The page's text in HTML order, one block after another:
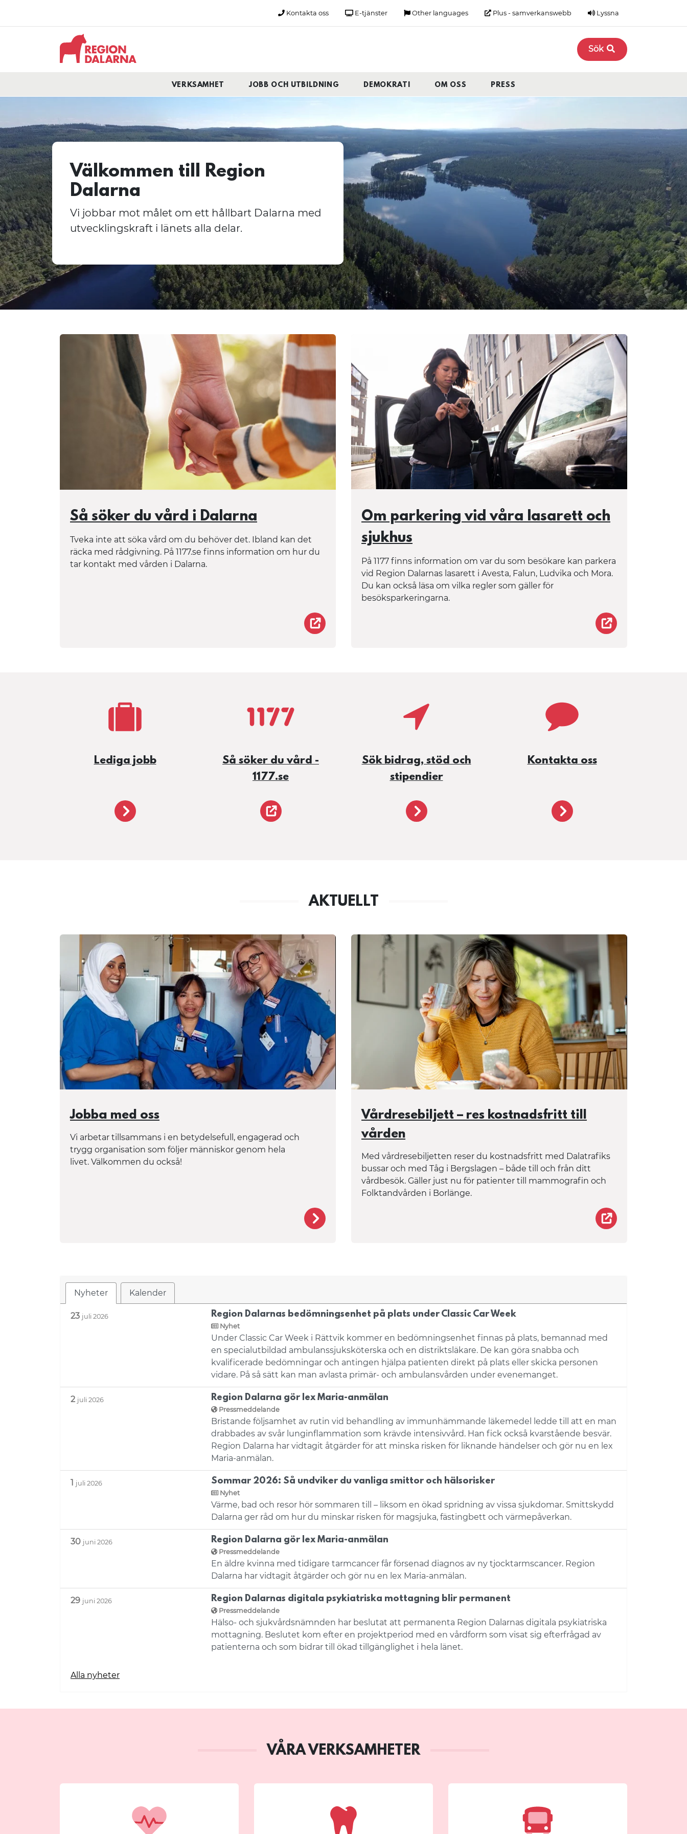
Kontakta oss E-tjänster Other languages Plus - samverkanswebb Lyssna
Sök
VERKSAMHET JOBB OCH UTBILDNING DEMOKRATI OM OSS PRESS
Välkommen till Region
Dalarna
Vi jobbar mot målet om ett hållbart Dalarna med
utvecklingskraft i länets alla delar.
Så söker du vård i Dalarna
Tveka inte att söka vård om du behöver det. Ibland kan det
räcka med rådgivning. På 1177.se finns information om hur du
tar kontakt med vården i Dalarna.
Så söker du vårt i Dalarna.
Om parkering vid våra lasarett och
sjukhus
På 1177 finns information om var du som besökare kan parkera
vid Region Dalarnas lasarett i Avesta, Falun, Ludvika och Mora.
Du kan också läsa om vilka regler som gäller för
besöksparkeringarna.
Om
Lediga jobb
/jobb-och-utbildning/lediga-jobb/
Så söker du vård -
1177.se
https://www.1177.se/Dalarna/
Sök bidrag, stöd och
stipendier
/om-oss/bidrag-och-stipendier/
Kontakta oss
/om-oss/kontakta-oss/
AKTUELLT
Jobba med oss
Vi arbetar tillsammans i en betydelsefull, engagerad och
trygg organisation som följer människor genom hela
livet. Välkommen du också!
/jobb-och-utbildning/jobba-med-oss/
Vårdresebiljett – res kostnadsfritt till
vården
Med vårdresebiljetten reser du kostnadsfritt med Dalatrafiks
bussar och med Tåg i Bergslagen – både till och från ditt
vårdbesök. Gäller just nu för patienter till mammografin och
Folktandvården i Borlänge.
Så här köper du
Nyheter Kalender
23 juli 2026 Region Dalarnas bedömningsenhet på plats under Classic Car Week
Nyhet
Under Classic Car Week i Rättvik kommer en bedömningsenhet finnas på plats, bemannad med
en specialutbildad ambulanssjuksköterska och en distriktsläkare. De kan göra snabba och
kvalificerade bedömningar och antingen hjälpa patienten direkt på plats eller skicka personen
vidare. På så sätt kan man avlasta primär- och ambulansvården under evenemanget.
2 juli 2026 Region Dalarna gör lex Maria-anmälan
Pressmeddelande
Bristande följsamhet av rutin vid behandling av immunhämmande läkemedel ledde till att en man
drabbades av svår lunginflammation som krävde intensivvård. Han fick också kvarstående besvär.
Region Dalarna har vidtagit åtgärder för att minska risken för liknande händelser och gör nu en lex
Maria-anmälan.
1 juli 2026 Sommar 2026: Så undviker du vanliga smittor och hälsorisker
Nyhet
Värme, bad och resor hör sommaren till – liksom en ökad spridning av vissa sjukdomar. Smittskydd
Dalarna ger råd om hur du minskar risken för magsjuka, fästingbett och värmepåverkan.
30 juni 2026 Region Dalarna gör lex Maria-anmälan
Pressmeddelande
En äldre kvinna med tidigare tarmcancer får försenad diagnos av ny tjocktarmscancer. Region
Dalarna har vidtagit åtgärder och gör nu en lex Maria-anmälan.
29 juni 2026 Region Dalarnas digitala psykiatriska mottagning blir permanent
Pressmeddelande
Hälso- och sjukvårdsnämnden har beslutat att permanenta Region Dalarnas digitala psykiatriska
mottagning. Beslutet kom efter en projektperiod med en vårdform som visat sig efterfrågad av
patienterna och som bidrar till ökad tillgänglighet i hela länet.
Alla nyheter
VÅRA VERKSAMHETER